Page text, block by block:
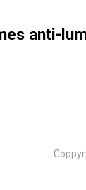
anti-